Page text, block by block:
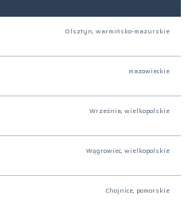
Olsztyn, warmińsko-mazurskie
mazowieckie
Września, wielkopolskie
Wągrowiec, wielkopolskie
Chojnice, pomorskie